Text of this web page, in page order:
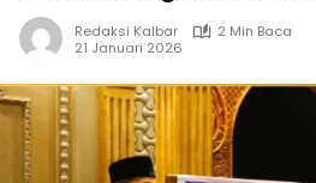
Redaksi Kalbar
2 Min Baca
21 Januari 2026